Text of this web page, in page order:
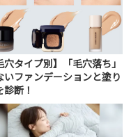
穴タイプ別】「毛穴落ち」
いファンデーションと塗り
診断！